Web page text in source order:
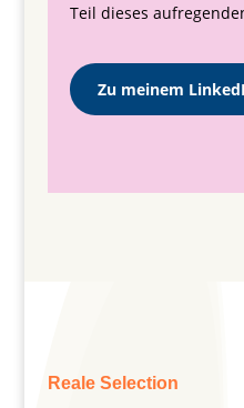
Teil dieses
Zu meinem
Reale Selection